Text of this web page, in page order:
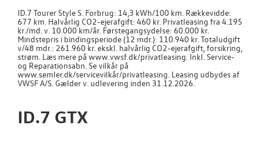
NYHED! LEJ
TAGTELT
TILBEHØR
ID.7 Tourer Style S. Forbrug: 14,3 kWh/100 km. Rækkevidde:
677 km. Halvårlig CO2-ejerafgift: 460 kr. Privatleasing fra 4.195
kr./md. v. 10.000 km/år. Førstegangsydelse: 60.000 kr.
Mindstepris i bindingsperiode (12 mdr.): 110.940 kr. Totaludgift
v/48 mdr.: 261.960 kr. ekskl. halvårlig CO2-ejerafgift, forsikring,
strøm. Læs mere på www.vwsf.dk/privatleasing. Inkl. Service-
og Reparationsabn. Se vilkår på
www.semler.dk/servicevilkår/privatleasing. Leasing udbydes af
VWSF A/S. Gælder v. udlevering inden 31.12.2026.
ID.7 GTX